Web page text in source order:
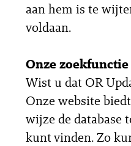
aan hem is te
voldaan.
Onze zoekfunctie
Wist u dat OR
Onze website
wijze de database
kunt vinden. Zo